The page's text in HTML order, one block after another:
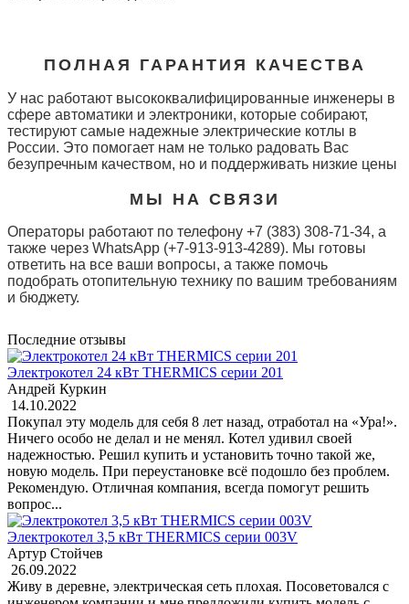
ПОЛНАЯ ГАРАНТИЯ КАЧЕСТВА
У нас работают высококвалифицированные инженеры в
сфере автоматики и электроники, которые собирают,
тестируют самые надежные электрические котлы в
России. Это помогает нам не только радовать Вас
безупречным качеством, но и поддерживать низкие цены
МЫ НА СВЯЗИ
Операторы работают по телефону +7 (383) 308-71-34, а
также через WhatsApp (+7-913-913-4289). Мы готовы
ответить на все ваши вопросы, а также помочь
подобрать отопительную технику по вашим требованиям
и бюджету.
Последние отзывы
Электрокотел 24 кВт THERMICS серии 201
Андрей Куркин
14.10.2022
Покупал эту модель для себя 8 лет назад, отработал на «Ура!».
Ничего особо не делал и не менял. Котел удивил своей
надежностью. Решил купить и установить точно такой же,
новую модель. При переустановке всё подошло без проблем.
Рекомендую. Отличная компания, всегда помогут решить
вопрос...
Электрокотел 3,5 кВт THERMICS серии 003V
Артур Стойчев
26.09.2022
Живу в деревне, электрическая сеть плохая. Посоветовался с